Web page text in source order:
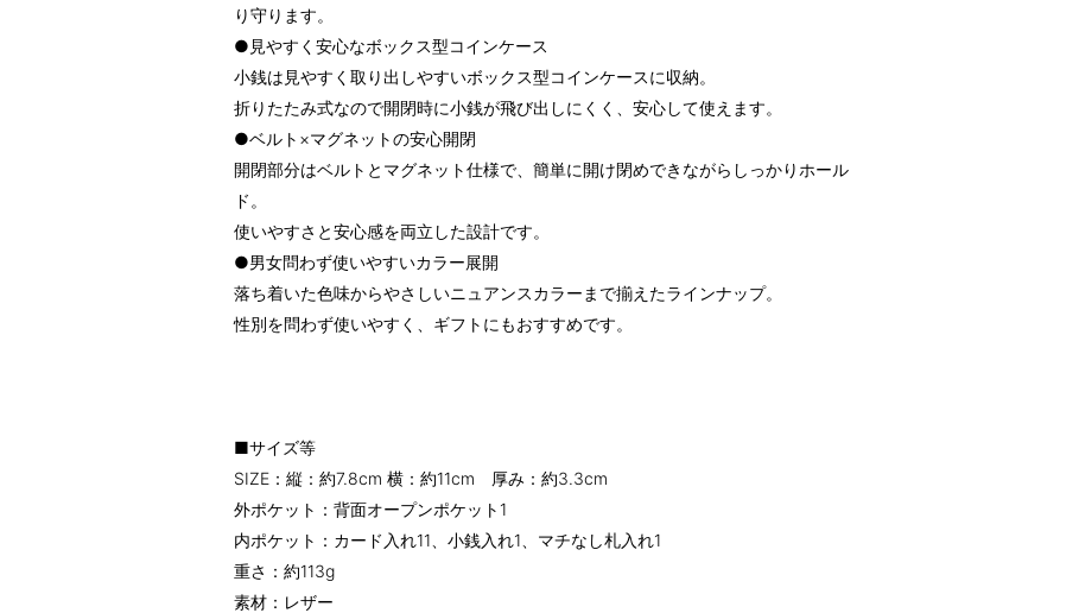
り守ります。
●見やすく安心なボックス型コインケース
小銭は見やすく取り出しやすいボックス型コインケースに収納。
折りたたみ式なので開閉時に小銭が飛び出しにくく、安心して使えます。
●ベルト×マグネットの安心開閉
開閉部分はベルトとマグネット仕様で、簡単に開け閉めできながらしっかりホール
ド。
使いやすさと安心感を両立した設計です。
●男女問わず使いやすいカラー展開
落ち着いた色味からやさしいニュアンスカラーまで揃えたラインナップ。
性別を問わず使いやすく、ギフトにもおすすめです。
■サイズ等
SIZE：縦：約7.8cm 横：約11cm 厚み：約3.3cm
外ポケット：背面オープンポケット1
内ポケット：カード入れ11、小銭入れ1、マチなし札入れ1
重さ：約113g
素材：レザー